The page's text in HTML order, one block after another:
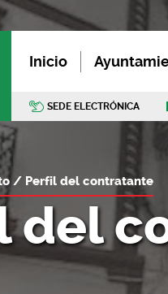
Inicio
SEDE ELECTRÓNICA
del
Perfil del contratante